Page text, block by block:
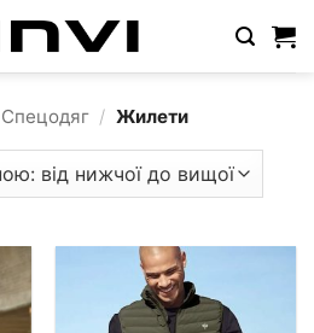
Спецодяг / Жилети